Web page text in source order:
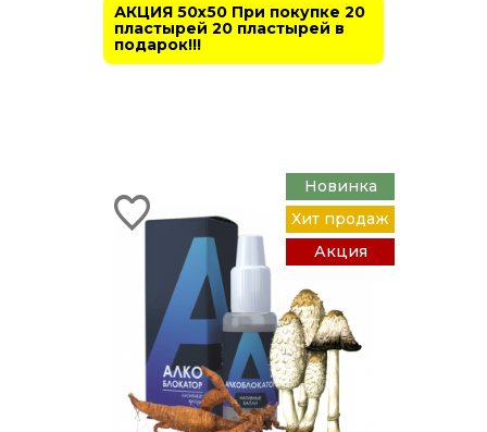
АКЦИЯ 50х50 При покупке 20
пластырей 20 пластырей в
подарок!!!
Новинка
Хит продаж
Акция